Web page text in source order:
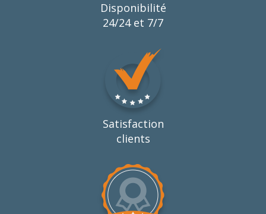
Disponibilité
24/24 et 7/7
Satisfaction
clients